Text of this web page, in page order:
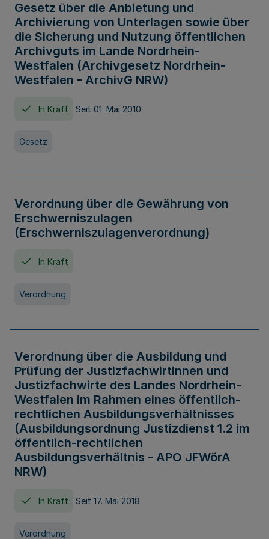
Gesetz über die Anbietung und
Archivierung von Unterlagen sowie über
die Sicherung und Nutzung öffentlichen
Archivguts im Lande Nordrhein-
Westfalen (Archivgesetz Nordrhein-
Westfalen - ArchivG NRW)
In Kraft Seit 01. Mai 2010
Gesetz
Verordnung über die Gewährung von
Erschwerniszulagen
(Erschwerniszulagenverordnung)
In Kraft
Verordnung
Verordnung über die Ausbildung und
Prüfung der Justizfachwirtinnen und
Justizfachwirte des Landes Nordrhein-
Westfalen im Rahmen eines öffentlich-
rechtlichen Ausbildungsverhältnisses
(Ausbildungsordnung Justizdienst 1.2 im
öffentlich-rechtlichen
Ausbildungsverhältnis - APO JFWörA
NRW)
In Kraft Seit 17. Mai 2018
Verordnung